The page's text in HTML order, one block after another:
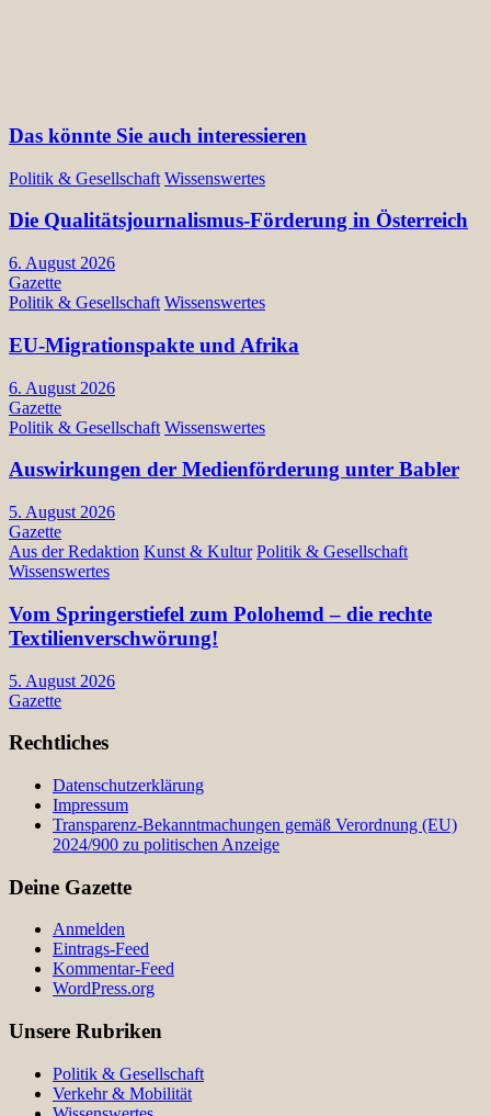
Das könnte Sie auch interessieren
Politik & Gesellschaft Wissenswertes
Die Qualitätsjournalismus-Förderung in Österreich
6. August 2026
Gazette
Politik & Gesellschaft Wissenswertes
EU-Migrationspakte und Afrika
6. August 2026
Gazette
Politik & Gesellschaft Wissenswertes
Auswirkungen der Medienförderung unter Babler
5. August 2026
Gazette
Aus der Redaktion Kunst & Kultur Politik & Gesellschaft
Wissenswertes
Vom Springerstiefel zum Polohemd – die rechte
Textilienverschwörung!
5. August 2026
Gazette
Rechtliches
Datenschutzerklärung
Impressum
Transparenz-Bekanntmachungen gemäß Verordnung (EU)
2024/900 zu politischen Anzeige
Deine Gazette
Anmelden
Eintrags-Feed
Kommentar-Feed
WordPress.org
Unsere Rubriken
Politik & Gesellschaft
Verkehr & Mobilität